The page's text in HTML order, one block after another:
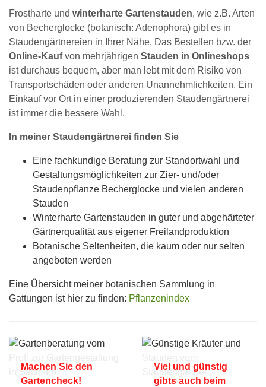
Frostharte und winterharte Gartenstauden, wie z.B. Arten
von Becherglocke (botanisch: Adenophora) gibt es in
Staudengärtnereien in Ihrer Nähe. Das Bestellen bzw. der
Online-Kaufvon mehrjährigen Stauden in Onlineshops
ist durchaus bequem, aber man lebt mit dem Risiko von
Transportschäden oder anderen Unannehmlichkeiten. Ein
Einkauf vor Ort in einer produzierenden Staudengärtnerei
ist immer die bessere Wahl.
In meiner Staudengärtnerei finden Sie
Eine fachkundige Beratung zur Standortwahl und
Gestaltungsmöglichkeiten zur Zier- und/oder
Staudenpflanze Becherglocke und vielen anderen
Stauden
Winterharte Gartenstauden in guter und abgehärteter
Gärtnerqualität aus eigener Freilandproduktion
Botanische Seltenheiten, die kaum oder nur selten
angeboten werden
Eine Übersicht meiner botanischen Sammlung in
Gattungen ist hier zu finden: Pflanzenindex
Machen Sie den
Gartencheck!
Viel und günstig
gibts auch beim